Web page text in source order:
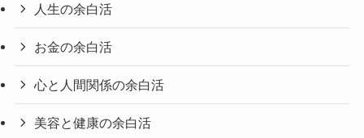
人生の余白活
お金の余白活
心と人間関係の余白活
美容と健康の余白活